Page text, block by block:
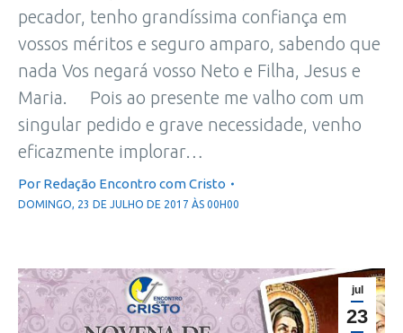
pecador, tenho grandíssima confiança em
vossos méritos e seguro amparo, sabendo que
nada Vos negará vosso Neto e Filha, Jesus e
Maria. Pois ao presente me valho com um
singular pedido e grave necessidade, venho
eficazmente implorar…
Por Redação Encontro com Cristo
DOMINGO, 23 DE JULHO DE 2017 ÀS 00H00
jul
23